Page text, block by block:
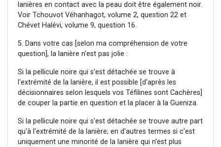
lanières en contact avec la peau doit être également noir.
Voir Tchouvot Véhanhagot, volume 2, question 22 et
Chévet Halévi, volume 9, question 16.
5. Dans votre cas [selon ma compréhension de votre
question], la lanière n'est pas jolie :
Si la pellicule noire qui s'est détachée se trouve à
l'extrémité de la lanière, il est possible [d'après les
décisionnaires selon lesquels vos Téfilines sont Cachères]
de couper la partie en question et la placer à la Gueniza.
Si la pellicule noire qui s'est détachée se trouve autre part
qu'à l'extrémité de la lanière; en d'autres termes si c'est
uniquement une minorité de la lanière qui n'est plus